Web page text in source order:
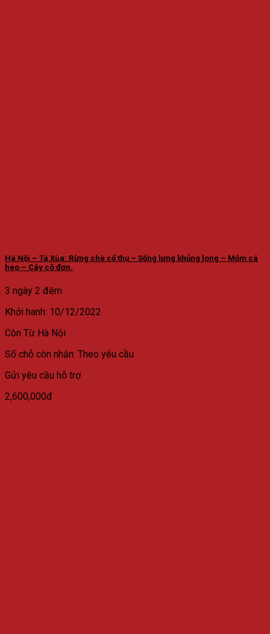
Hà Nội – Tà Xùa: Rừng chè cổ thụ – Sống lưng khủng long – Mỏm cá
heo – Cây cô đơn.
3 ngày 2 đêm
Khởi hanh: 10/12/2022
Còn Từ Hà Nội
Số chỗ còn nhận: Theo yêu cầu
Gửi yêu cầu hỗ trợ
2,600,000đ